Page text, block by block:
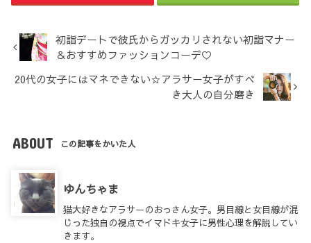
初詣デートで彼氏からガッカリされない初詣マナー
＆おすすめファッションコーデ♡
20代の女子にはマネできない☆アラサー女子がすべ
き大人の自分磨き
ABOUT この記事をかいた人
ゆんちゃま
猫大好きなアラサーのおっさん女子。男目線と女目線が混
じった独自の視点でイマドキ女子に男性心理を解説してい
きます。